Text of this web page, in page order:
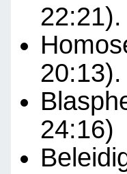
22:21).
20:13).
24:16)